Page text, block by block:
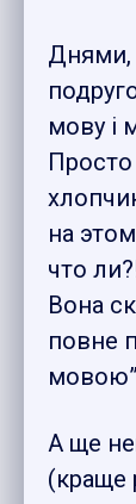
Днями,
мову і
на
что
Вона
повне
А ще
(краще